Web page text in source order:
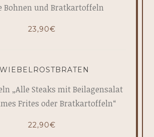
Bohnen und Bratkartoffeln
23,90€
„Alle Steaks mit Beilagensalat
Frites oder Bratkartoffeln“
22,90€